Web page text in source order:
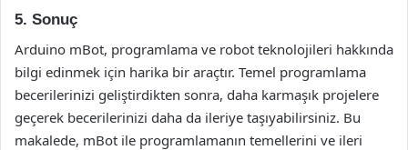
5. Sonuç
Arduino mBot, programlama ve robot teknolojileri hakkında
bilgi edinmek için harika bir araçtır. Temel programlama
becerilerinizi geliştirdikten sonra, daha karmaşık projelere
geçerek becerilerinizi daha da ileriye taşıyabilirsiniz. Bu
makalede, mBot ile programlamanın temellerini ve ileri